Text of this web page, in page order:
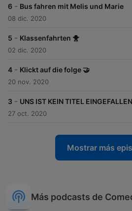
6 - Bus fahren mit Melis und Marie
08 dic. 2020
5 - Klassenfahrten 🐥
02 dic. 2020
4 - Klickt auf die folge 🤝
20 nov. 2020
3 - UNS IST KEIN TITEL EINGEFALLEN
27 oct. 2020
Mostrar más
Más podcasts de